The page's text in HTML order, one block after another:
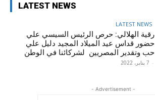
LATEST NEWS
LATEST NEWS
رقية الهلالي: حرص الرئيس السيسي علي
حضور قداس عيد الميلاد المجيد دليل علي
حب وتقدير المصريين لشركائنا في الوطن
- 7 يناير، 2022
- Advertisement -